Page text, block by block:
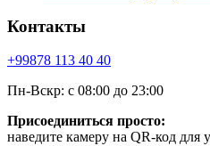
Контакты
+99878 113 40 40
Пн-Вскр: с 08:00 до 23:00
Присоединиться просто:
наведите камеру на QR-код для